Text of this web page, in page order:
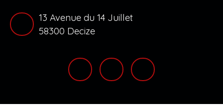
13 Avenue du 14 Juillet
58300 Decize